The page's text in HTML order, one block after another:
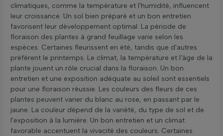
climatiques, comme la température et l'humidité, influencent
leur croissance. Un sol bien préparé et un bon entretien
favorisent leur développement optimal. La période de
floraison des plantes à grand feuillage varie selon les
espèces. Certaines fleurissent en été, tandis que d'autres
préfèrent le printemps. Le climat, la température et l'âge de la
plante jouent un rôle crucial dans la floraison. Un bon
entretien et une exposition adéquate au soleil sont essentiels
pour une floraison réussie. Les couleurs des fleurs de ces
plantes peuvent varier du blanc au rose, en passant par le
jaune. La couleur dépend de la variété, du type de sol et de
l'exposition à la lumière. Un bon entretien et un climat
favorable accentuent la vivacité des couleurs. Certaines